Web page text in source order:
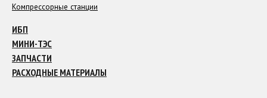
Компрессорные станции
ИБП
МИНИ-ТЭС
ЗАПЧАСТИ
РАСХОДНЫЕ МАТЕРИАЛЫ